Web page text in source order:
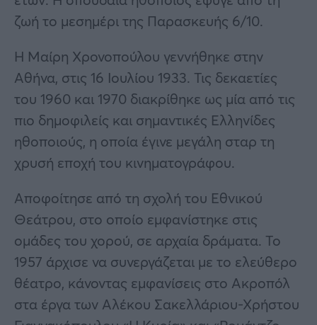
ζωή το μεσημέρι της Παρασκευής 6/10.
Η Μαίρη Χρονοπούλου γεννήθηκε στην
Αθήνα, στις 16 Ιουλίου 1933. Τις δεκαετίες
του 1960 και 1970 διακρίθηκε ως μία από τις
πιο δημοφιλείς και σημαντικές Ελληνίδες
ηθοποιούς, η οποία έγινε μεγάλη σταρ τη
χρυσή εποχή του κινηματογράφου.
Αποφοίτησε από τη σχολή του Εθνικού
Θεάτρου, στο οποίο εμφανίστηκε στις
ομάδες του χορού, σε αρχαία δράματα. Το
1957 άρχισε να συνεργάζεται με το ελεύθερο
θέατρο, κάνοντας εμφανίσεις στο Ακροπόλ
στα έργα των Αλέκου Σακελλάριου-Χρήστου